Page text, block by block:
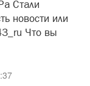
Стали
новости или
Что вы